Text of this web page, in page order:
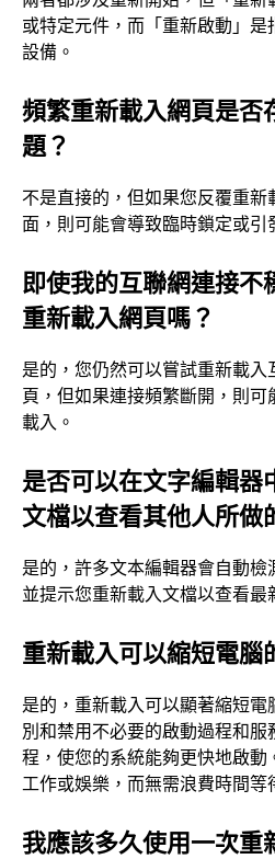
或特定元件，而「重新啟動」
設備。
頻繁重新載入網頁是否
題？
不是直接的，但如果您反覆重
面，則可能會導致臨時鎖定或引
即使我的互聯網連接不
重新載入網頁嗎？
是的，您仍然可以嘗試重新載
頁，但如果連接頻繁斷開，則
載入。
是否可以在文字編輯器
文檔以查看其他人所做
是的，許多文本編輯器會自動檢
並提示您重新載入文檔以查看最
重新載入可以縮短電腦
是的，重新載入可以顯著縮短
別和禁用不必要的啟動過程和
程，使您的系統能夠更快地啟
工作或娛樂，而無需浪費時間等
我應該多久使用一次重